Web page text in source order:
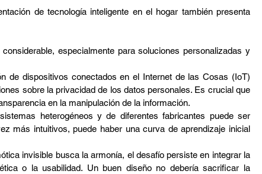
de tecnología inteligente en el hogar también presenta
especialmente para soluciones personalizadas y
de dispositivos conectados en el Internet de las Cosas (IoT)
sobre la privacidad de los datos personales. Es crucial que
en la manipulación de la información.
heterogéneos y de diferentes fabricantes puede ser
más intuitivos, puede haber una curva de aprendizaje inicial
invisible busca la armonía, el desafío persiste en integrar la
o la usabilidad. Un buen diseño no debería sacrificar la